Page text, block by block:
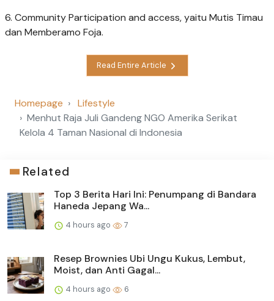
6. Community Participation and access, yaitu Mutis Timau
dan Memberamo Foja.
Read Entire Article
Homepage
Lifestyle
Menhut Raja Juli Gandeng NGO Amerika Serikat
Kelola 4 Taman Nasional di Indonesia
Related
Top 3 Berita Hari Ini: Penumpang di Bandara
Haneda Jepang Wa...
4 hours ago 7
Resep Brownies Ubi Ungu Kukus, Lembut,
Moist, dan Anti Gagal...
4 hours ago 6